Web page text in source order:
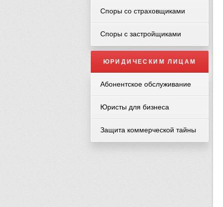
Споры со страховщиками
Споры с застройщиками
ЮРИДИЧЕСКИМ ЛИЦАМ
Абонентское обслуживание
Юристы для бизнеса
Защита коммерческой тайны